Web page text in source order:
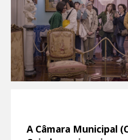
A Câmara Municipal